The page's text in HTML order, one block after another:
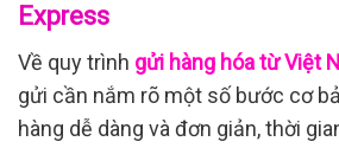
Express
Về quy trình gửi hàng hóa từ Việt
gửi cần nắm rõ một số bước cơ
hàng dễ dàng và đơn giản, thời